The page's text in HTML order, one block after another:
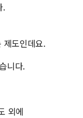
.
제도인데요.
니다.
외에